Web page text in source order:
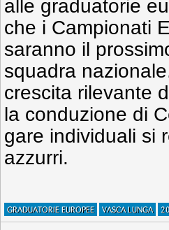
alle graduatorie
che i Campionati
saranno il
squadra
crescita rilevante
la conduzione di
gare individuali si
azzurri.
GRADUATORIE EUROPEE VASCA LUNGA